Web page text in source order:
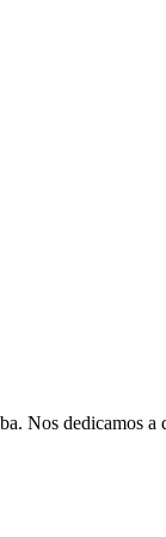
Nos dedicamos a